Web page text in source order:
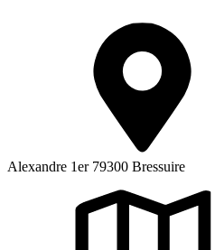
Alexandre 1er 79300 Bressuire